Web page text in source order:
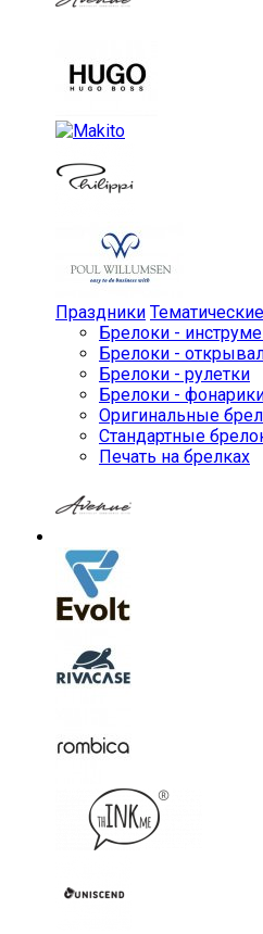
Праздники
Брелоки -
Брелоки -
Брелоки - рулетки
Брелоки -
Оригинальные
Стандартные
Печать на брелках